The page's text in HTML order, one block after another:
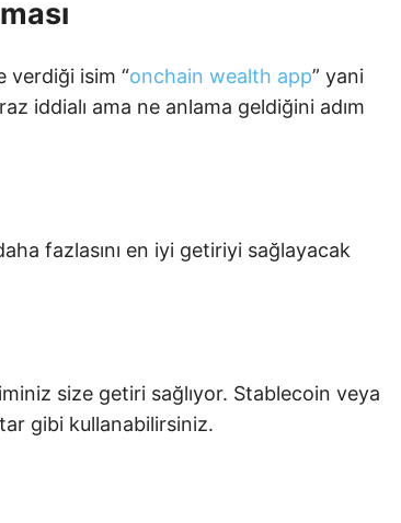
verdiği isim “onchain wealth app” yani
iddialı ama ne anlama geldiğini adım
fazlasını en iyi getiriyi sağlayacak
size getiri sağlıyor. Stablecoin veya
gibi kullanabilirsiniz.